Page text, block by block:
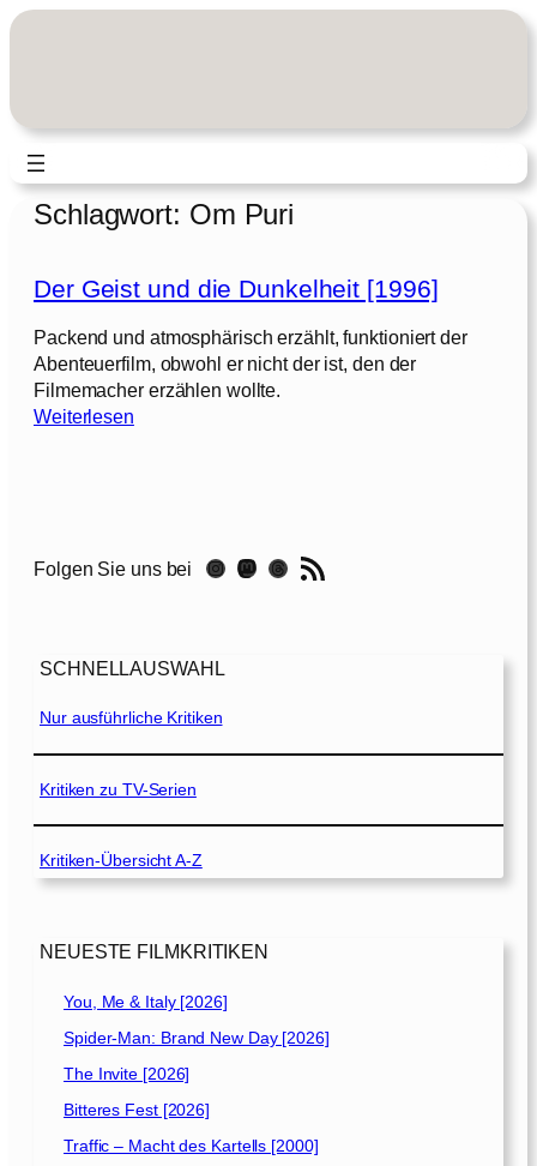
Zum
Schlagwort: Om Puri
Der Geist und die Dunkelheit [1996]
Packend und atmosphärisch erzählt, funktioniert der
Abenteuerfilm, obwohl er nicht der ist, den der
Filmemacher erzählen wollte.
Weiterlesen:
i
n
d
i
e
n
k
e
t
[
1
9
Folgen Sie uns bei Instagram Mastodon Threads RSS-Feed
SCHNELLAUSWAHL
Nur ausführliche Kritiken
Kritiken zu TV-Serien
Kritiken-Übersicht A-Z
NEUESTE FILMKRITIKEN
You, Me & Italy [2026]
Spider-Man: Brand New Day [2026]
The Invite [2026]
Bitteres Fest [2026]
Traffic – Macht des Kartells [2000]